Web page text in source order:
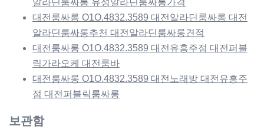
대전룸싸롱 O1O.4832.3589 대전알라딘룸싸롱 대전
알라딘룸싸롱추천 대전알라딘룸싸롱견적
대전룸싸롱 O1O.4832.3589 대전유흥주점 대전퍼블
릭가라오케 대전룸바
대전룸싸롱 O1O.4832.3589 대전노래방 대전유흥주
점 대전퍼블릭룸싸롱
보관함